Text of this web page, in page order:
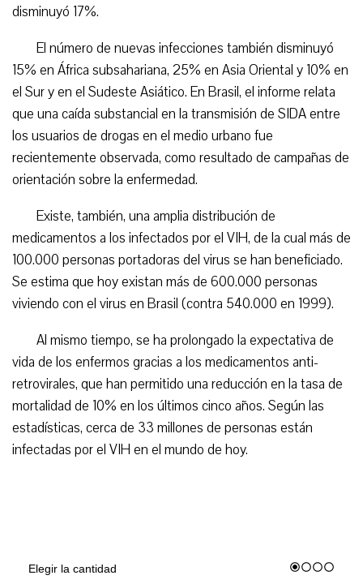
disminuyó 17%.
El número de nuevas infecciones también disminuyó
15% en África subsahariana, 25% en Asia Oriental y 10% en
el Sur y en el Sudeste Asiático. En Brasil, el informe relata
que una caída substancial en la transmisión de SIDA entre
los usuarios de drogas en el medio urbano fue
recientemente observada, como resultado de campañas de
orientación sobre la enfermedad.
Existe, también, una amplia distribución de
medicamentos a los infectados por el VIH, de la cual más de
100.000 personas portadoras del virus se han beneficiado.
Se estima que hoy existan más de 600.000 personas
viviendo con el virus en Brasil (contra 540.000 en 1999).
Al mismo tiempo, se ha prolongado la expectativa de
vida de los enfermos gracias a los medicamentos anti-
retrovirales, que han permitido una reducción en la tasa de
mortalidad de 10% en los últimos cinco años. Según las
estadísticas, cerca de 33 millones de personas están
infectadas por el VIH en el mundo de hoy.